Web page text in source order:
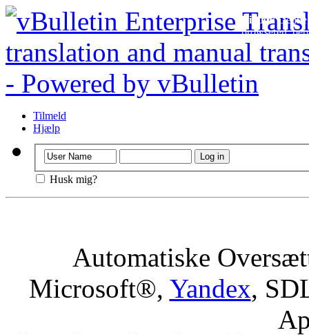
Vigtigt:
browseren,
Tilmeld
Hjælp
Husk mig?
Automatiske
Microsoft®, Yandex,